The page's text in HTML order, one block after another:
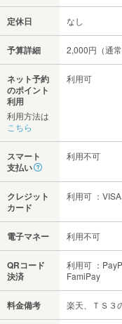
定休日 なし
予算詳細 2,000円（通常
ネット予約
のポイント
利用
利用方法は
こちら
利用可
スマート
支払い
利用不可
クレジット
カード
利用可 ：
電子マネー 利用不可
QRコード
決済
利用可 ：
FamiPay
料金備考 楽天、ＴＳ３